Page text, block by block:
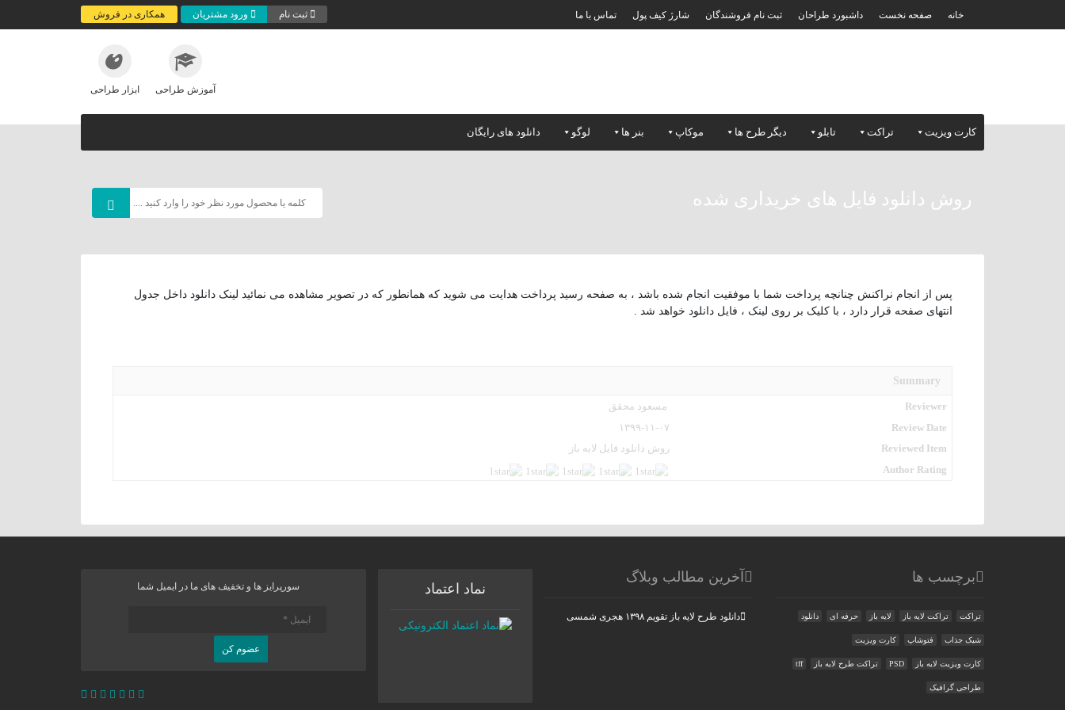
خانه صفحه نخست داشبورد طراحان ثبت نام فروشندگان شارژ کیف پول تماس با ما ثبت نام ورود مشتریان همکاری در فروش
آموزش طراحی ابزار طراحی
کارت ویزیت تراکت تابلو دیگر طرح ها موکاپ بنر ها لوگو دانلود های رایگان
روش دانلود فایل های خریداری شده
پس از انجام نراکنش چنانچه پرداخت شما با موفقیت انجام شده باشد ، به صفحه رسید پرداخت هدایت می شوید که همانطور که در تصویر مشاهده می نمائید لینک دانلود داخل جدول
انتهای صفحه قرار دارد ، با کلیک بر روی لینک ، فایل دانلود خواهد شد .
Summary
Reviewer
مسعود محقق
Review Date
۱۳۹۹-۱۱-۰۷
Reviewed Item
روش دانلود فایل لایه باز
Author Rating
برچسب ها
تراکت تراکت لایه باز لایه باز حرفه ای دانلود
شیک جذاب فتوشاپ کارت ویزیت
کارت ویزیت لایه باز PSD تراکت طرح لایه باز tff
طراحی گرافیک
آخرین مطالب وبلاگ
دانلود طرح لایه باز تقویم ۱۳۹۸ هجری شمسی
نماد اعتماد سورپرایز ها و تخفیف های ما در ایمیل شما